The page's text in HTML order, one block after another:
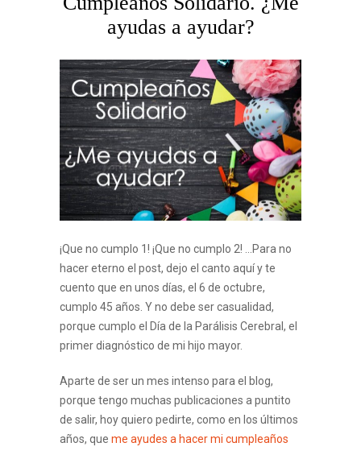
ayudas a ayudar?
¡Que no cumplo 1! ¡Que no cumplo 2! …Para no
hacer eterno el post, dejo el canto aquí y te
cuento que en unos días, el 6 de octubre,
cumplo 45 años. Y no debe ser casualidad,
porque cumplo el Día de la Parálisis Cerebral, el
primer diagnóstico de mi hijo mayor.
Aparte de ser un mes intenso para el blog,
porque tengo muchas publicaciones a puntito
de salir, hoy quiero pedirte, como en los últimos
años, que me ayudes a hacer mi cumpleaños